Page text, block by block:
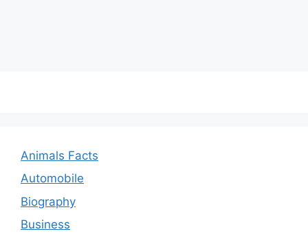
Animals Facts
Automobile
Biography
Business